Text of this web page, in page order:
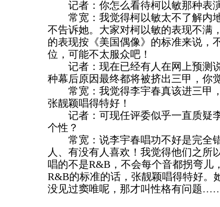
记者：你怎么看待柯以敏那种表
常宽：我觉得柯以敏太不了解内
不告诉她。大家对柯以敏的表现不满
的表现按《美国偶像》的标准来说，
位，可能不太服众吧！
记者：现在已经有人在网上预测
种幕后原因最终都将被挤出三甲，你
常宽：我觉得李宇春真该进三甲
张靓颖唱得特好！
记者：可现任评委似乎一直质疑
个性？
常宽：说李宇春唱功不好是完全
人、有没有人喜欢！我觉得他们之所
唱的不是R&B，不会每个音都拐弯儿
R&B的标准的话，张靓颖唱得特好。
没见过窦唯呢，那才叫性格有问题